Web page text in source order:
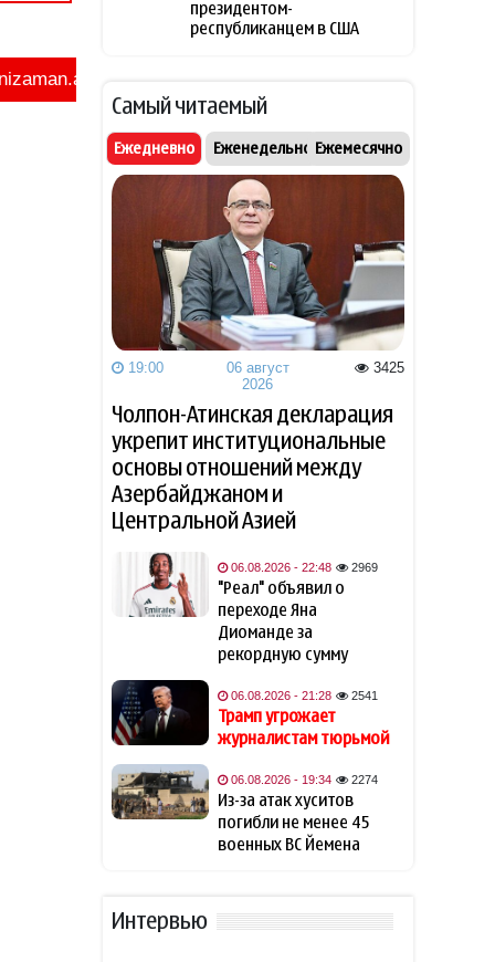
президентом-
республиканцем в США
своей ностальгии по
Трамп высмеял владельцев
электромобилей и сравнил
их с больными
15:02
Захарова обвинила
Навроцкого в «клинической
русофобии» после фразы о
«москалях»
NTV: Турция, Саудовская
Аравия и Пакистан
объединились в военный
альянс
14:41
Навроцкий высказался о
поддержке Украины: «Там,
помогает»
14:31
Трамп: Иран хочет достичь
соглашения
14:14
Трамп считает Хабиба
Нурмагомедова своим
любимым бойцом
14:05
В разведке США
предупредили о возможном
«нападении России» на НАТО
отключению
электроэнергии
Самый читаемый
Ежедневно Еженедельно Ежемесячно
19:00
06 август
2026
3425
Чолпон-Атинская декларация
укрепит институциональные
основы отношений между
Азербайджаном и
Центральной Азией
06.08.2026 - 22:48 2969
"Реал" объявил о
переходе Яна
Диоманде за
рекордную сумму
06.08.2026 - 21:28 2541
Трамп угрожает
журналистам тюрьмой
06.08.2026 - 19:34 2274
Из-за атак хуситов
погибли не менее 45
военных ВС Йемена
Интервью